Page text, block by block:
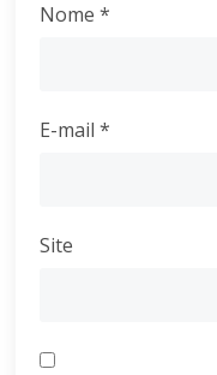
Nome*
E-mail*
Site